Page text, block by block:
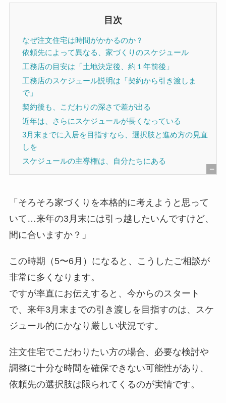
目次
[
表
示
なぜ注文住宅は時間がかかるのか？
依頼先によって異なる、家づくりのスケジュール
工務店の目安は「土地決定後、約１年前後」
工務店のスケジュール説明は「契約から引き渡しま
で」
契約後も、こだわりの深さで差が出る
近年は、さらにスケジュールが長くなっている
3月末までに入居を目指すなら、選択肢と進め方の見直
しを
スケジュールの主導権は、自分たちにある
「そろそろ家づくりを本格的に考えようと思って
いて…来年の3月末には引っ越したいんですけど、
間に合いますか？」
この時期（5〜6月）になると、こうしたご相談が
非常に多くなります。
ですが率直にお伝えすると、今からのスタート
で、来年3月末までの引き渡しを目指すのは、スケ
ジュール的にかなり厳しい状況です。
注文住宅でこだわりたい方の場合、必要な検討や
調整に十分な時間を確保できない可能性があり、
依頼先の選択肢は限られてくるのが実情です。